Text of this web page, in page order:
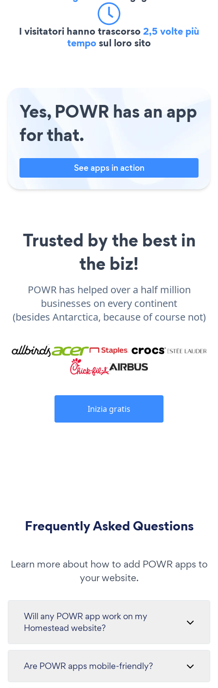
I visitatori hanno trascorso2,5 volte più
temposul loro sito
Yes, POWR has an app
for that.
See apps in action
Trusted by the best in
the biz!
POWR has helped over a half million
businesses on every continent
(besides Antarctica, because of course not)
Inizia gratis
Frequently Asked Questions
Learn more about how to add POWR apps to
your website.
Will any POWR app work on my
Homestead website?
Are POWR apps mobile-friendly?